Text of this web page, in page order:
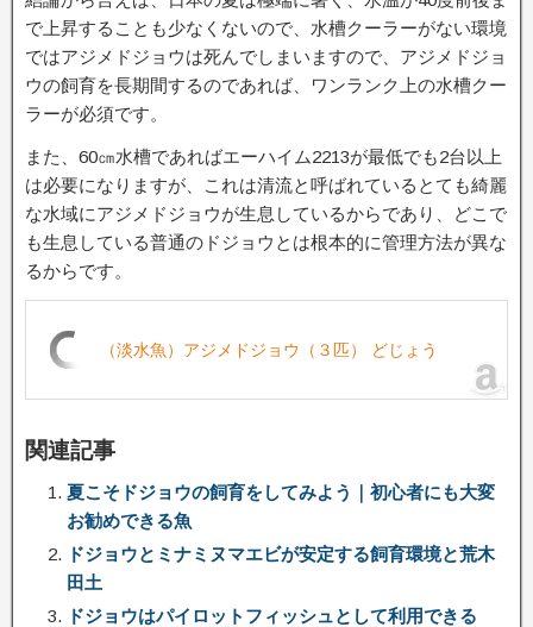
で上昇することも少なくないので、水槽クーラーがない環境
ではアジメドジョウは死んでしまいますので、アジメドジョ
ウの飼育を長期間するのであれば、ワンランク上の水槽クー
ラーが必須です。
また、60㎝水槽であればエーハイム2213が最低でも2台以上
は必要になりますが、これは清流と呼ばれているとても綺麗
な水域にアジメドジョウが生息しているからであり、どこで
も生息している普通のドジョウとは根本的に管理方法が異な
るからです。
（淡水魚）アジメドジョウ（３匹） どじょう
関連記事
夏こそドジョウの飼育をしてみよう｜初心者にも大変
お勧めできる魚
ドジョウとミナミヌマエビが安定する飼育環境と荒木
田土
ドジョウはパイロットフィッシュとして利用できる